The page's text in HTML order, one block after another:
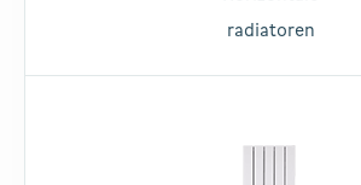
radiatoren